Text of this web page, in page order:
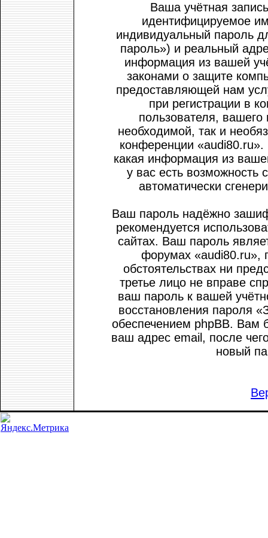
Ваша учётная
идентифицируемое
индивидуальный пароль
пароль») и реальный
информация из вашей
законами о защите
предоставляющей нам
при регистрации в
пользователя,
необходимой, так и
конференции
какая информация из
у вас есть возможность
автоматически
Ваш пароль надёжно
рекомендуется
сайтах. Ваш пароль
форумах «audi80.ru»,
обстоятельствах ни
третье лицо не вправе
ваш пароль к вашей
восстановления пароля
обеспечением phpBB. Вам
ваш адрес email, после
новый